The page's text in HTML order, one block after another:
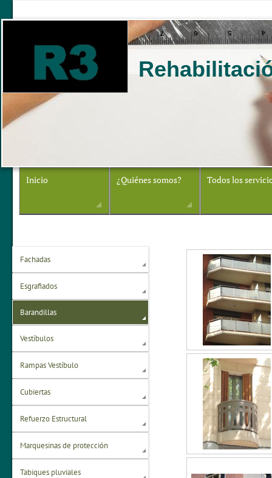
Inicio ¿Quiénes somos? Todos los
Fachadas
Esgrafiados
Barandillas
Vestíbulos
Rampas Vestíbulo
Cubiertas
Refuerzo Estructural
Marquesinas de protección
Tabiques pluviales